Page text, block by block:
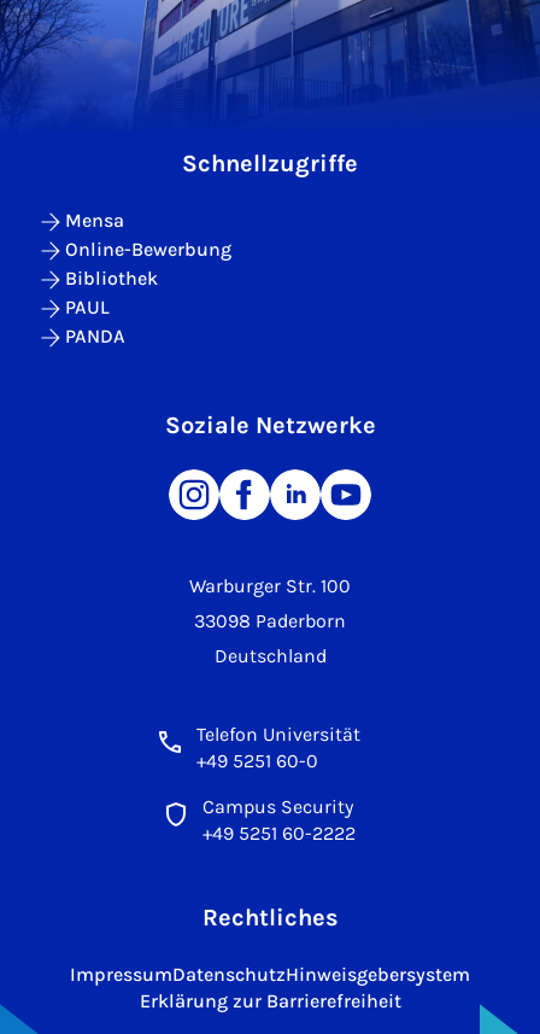
Warburger Str. 100
33098 Paderborn
Deutschland
Telefon Universität
+49 5251 60-0
Campus Security
+49 5251 60-2222
Schnellzugriffe
Mensa
Online-Bewerbung
Bibliothek
PAUL
PANDA
Soziale Netzwerke
Rechtliches
ImpressumDatenschutzHinweisgebersystem
Erklärung zur Barrierefreiheit